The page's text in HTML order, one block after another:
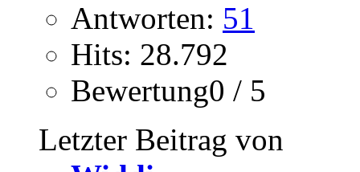
Antworten: 51
Hits: 28.792
Bewertung0 / 5
Letzter Beitrag von